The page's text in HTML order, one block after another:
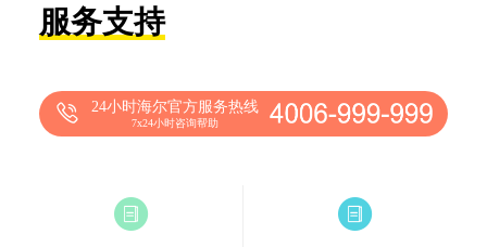
服务支持
24小时海尔官方服务热线
7x24小时咨询帮助